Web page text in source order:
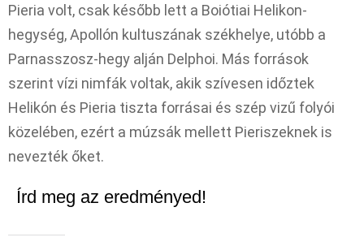
Pieria volt, csak később lett a Boiótiai Helikon-
hegység, Apollón kultuszának székhelye, utóbb a
Parnasszosz-hegy alján Delphoi. Más források
szerint vízi nimfák voltak, akik szívesen időztek
Helikón és Pieria tiszta forrásai és szép vizű folyói
közelében, ezért a múzsák mellett Pieriszeknek is
nevezték őket.
Írd meg az eredményed!